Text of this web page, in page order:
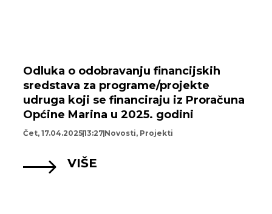
Odluka o odobravanju financijskih
sredstava za programe/projekte
udruga koji se financiraju iz Proračuna
Općine Marina u 2025. godini
Čet, 17.04.202513:27 Novosti, Projekti
VIŠE